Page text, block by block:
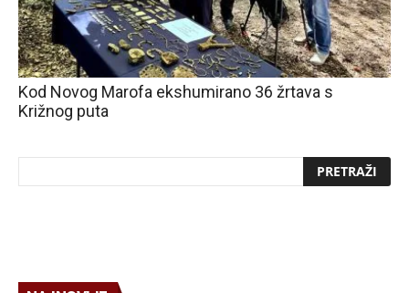
Kod Novog Marofa ekshumirano 36 žrtava s
Križnog puta